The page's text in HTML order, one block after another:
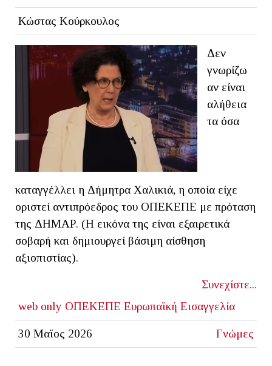
Κώστας Κούρκουλος
Δεν
γνωρίζω
αν είναι
αλήθεια
τα όσα
καταγγέλλει η Δήμητρα Χαλικιά, η οποία είχε
οριστεί αντιπρόεδρος του ΟΠΕΚΕΠΕ με πρόταση
της ΔΗΜΑΡ. (Η εικόνα της είναι εξαιρετικά
σοβαρή και δημιουργεί βάσιμη αίσθηση
αξιοπιστίας).
Συνεχίστε...
web only ΟΠΕΚΕΠΕ Ευρωπαϊκή Εισαγγελία
30 Μαϊος 2026 Γνώμες